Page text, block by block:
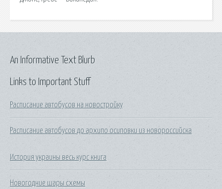
Links to Important Stuff
Расписание автобусов на новостройку
Расписание автобусов до архипо осиповки из новороссийска
История украины весь курс книга
Новогодние шары схемы
An Informative Text Blurb